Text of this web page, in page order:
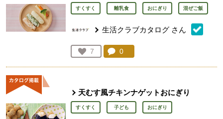
すくすく 離乳食 おにぎり 混ぜご飯
生活クラブカタログ さん
お気に入り登録：
7
人が登録
コメント：
0
天むす風チキンナゲットおにぎり
すくすく 子ども おにぎり